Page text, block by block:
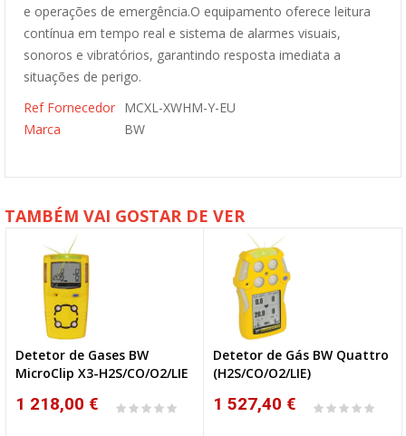
e operações de emergência.O equipamento oferece leitura
contínua em tempo real e sistema de alarmes visuais,
sonoros e vibratórios, garantindo resposta imediata a
situações de perigo.
Ref Fornecedor MCXL-XWHM-Y-EU
Marca
BW
TAMBÉM VAI GOSTAR DE VER
Detetor de Gases BW
MicroClip X3-H2S/CO/O2/LIE
1 218,00 €
Detetor de Gás BW Quattro
(H2S/CO/O2/LIE)
1 527,40 €